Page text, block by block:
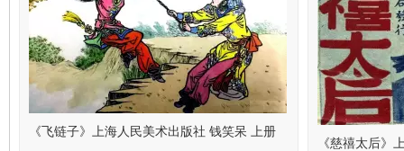
《飞链子》上海人民美术出版社 钱笑呆 上册
《慈禧太后》